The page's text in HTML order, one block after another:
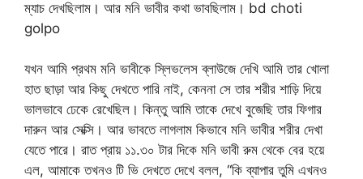
ম্যাচ দেখছিলাম। আর মনি ভাবীর কথা ভাবছিলাম। bd choti
golpo
যখন আমি প্রথম মনি ভাবীকে স্লিভলেস ব্লাউজে দেখি আমি তার খোলা
হাত ছাড়া আর কিছু দেখতে পারি নাই, কেননা সে তার শরীর শাড়ি দিয়ে
ভালভাবে ঢেকে রেখেছিল। কিন্তু আমি তাকে দেখে বুজেছি তার ফিগার
দারুন আর সেক্সি। আর ভাবতে লাগলাম কিভাবে মনি ভাবীর শরীর দেখা
যেতে পারে। রাত প্রায় ১১.৩০ টার দিকে মনি ভাবী রুম থেকে বের হয়ে
এল, আমাকে তখনও টি ভি দেখতে দেখে বলল, “কি ব্যাপার তুমি এখনও